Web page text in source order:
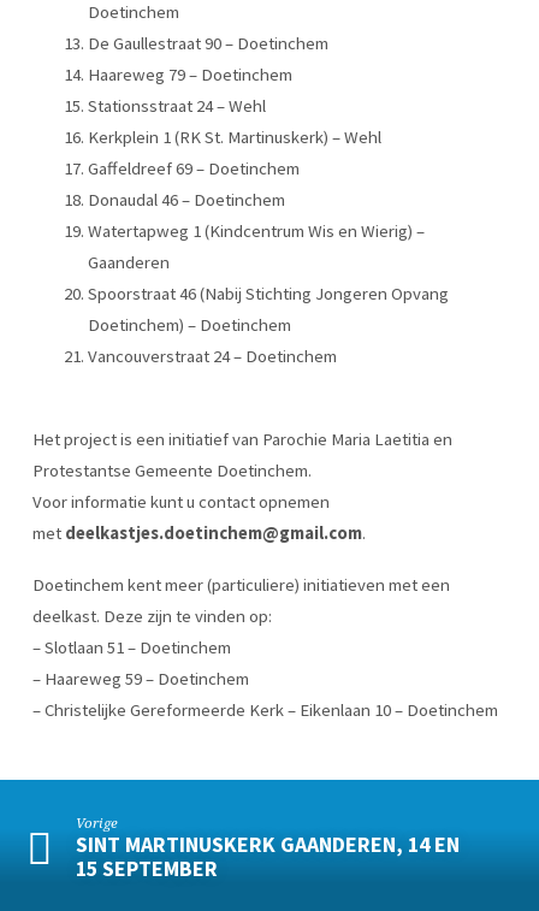
Doetinchem
De Gaullestraat 90 – Doetinchem
Haareweg 79 – Doetinchem
Stationsstraat 24 – Wehl
Kerkplein 1 (RK St. Martinuskerk) – Wehl
Gaffeldreef 69 – Doetinchem
Donaudal 46 – Doetinchem
Watertapweg 1 (Kindcentrum Wis en Wierig) –
Gaanderen
Spoorstraat 46 (Nabij Stichting Jongeren Opvang
Doetinchem) – Doetinchem
Vancouverstraat 24 – Doetinchem
Het project is een initiatief van Parochie Maria Laetitia en
Protestantse Gemeente Doetinchem.
Voor informatie kunt u contact opnemen
met deelkastjes.doetinchem@gmail.com.
Doetinchem kent meer (particuliere) initiatieven met een
deelkast. Deze zijn te vinden op:
– Slotlaan 51 – Doetinchem
– Haareweg 59 – Doetinchem
– Christelijke Gereformeerde Kerk – Eikenlaan 10 – Doetinchem
Vorige
SINT MARTINUSKERK GAANDEREN, 14 EN
15 SEPTEMBER